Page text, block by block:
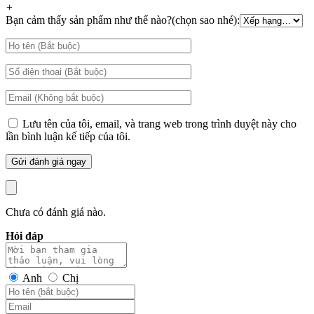
+
Bạn cảm thấy sản phẩm như thế nào?(chọn sao nhé):
Lưu tên của tôi, email, và trang web trong trình duyệt này cho
lần bình luận kế tiếp của tôi.
Chưa có đánh giá nào.
Hỏi đáp
Anh Chị